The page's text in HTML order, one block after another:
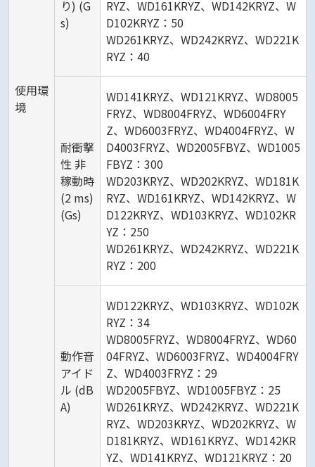
使用環
境
り) (G
s)
RYZ、WD161KRYZ、WD142KRYZ、W
D102KRYZ：50
WD261KRYZ、WD242KRYZ、WD221K
RYZ：40
耐衝撃
性 非
稼動時
(2 ms)
(Gs)
WD141KRYZ、WD121KRYZ、WD8005
FRYZ、WD8004FRYZ、WD6004FRY
Z、WD6003FRYZ、WD4004FRYZ、W
D4003FRYZ、WD2005FBYZ、WD1005
FBYZ：300
WD203KRYZ、WD202KRYZ、WD181K
RYZ、WD161KRYZ、WD142KRYZ、W
D122KRYZ、WD103KRYZ、WD102KR
YZ：250
WD261KRYZ、WD242KRYZ、WD221K
RYZ：200
動作音
アイド
ル (dB
A)
WD122KRYZ、WD103KRYZ、WD102K
RYZ：34
WD8005FRYZ、WD8004FRYZ、WD60
04FRYZ、WD6003FRYZ、WD4004FRY
Z、WD4003FRYZ：29
WD2005FBYZ、WD1005FBYZ：25
WD261KRYZ、WD242KRYZ、WD221K
RYZ、WD203KRYZ、WD202KRYZ、W
D181KRYZ、WD161KRYZ、WD142KR
YZ、WD141KRYZ、WD121KRYZ：20